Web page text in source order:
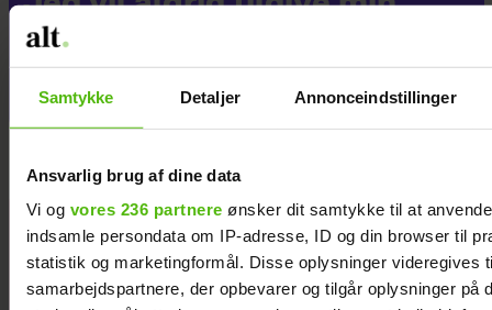
Samtykke Detaljer Annonceindstillinger
Ansvarlig brug af dine data
Vi og vores 236 partnere ønsker dit samtykke til at
indsamle persondata om IP-adresse, ID og din browser til
statistik og marketingformål. Disse oplysninger videregives
samarbejdspartnere, der opbevarer og tilgår oplysninger på
eksmand for det, han
gjorde, efter jeg forlod ham
Hækl selv de
12 stjernetegn